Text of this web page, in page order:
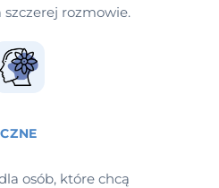
rozmowie.
osób, które chcą